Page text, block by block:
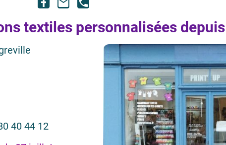
textiles personnalisées
40 44 12